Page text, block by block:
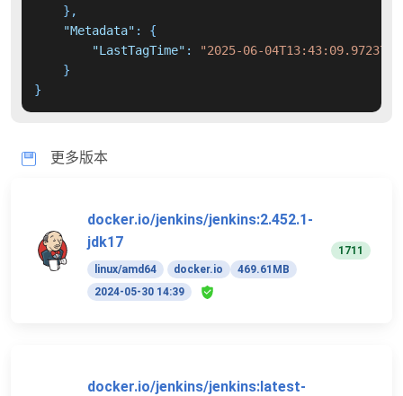
} ,
"Metadata" :
{
"LastTagTime" :
"2025-06-
}
}
更多版本
docker.io/jenkins/jenkins:2.452.1-
jdk17
linux/amd64 docker.io
469.61MB
2024-05-30 14:39
1711
docker.io/jenkins/jenkins:latest-